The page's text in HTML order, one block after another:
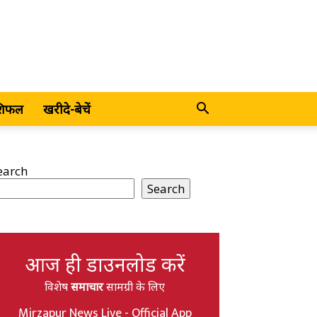
खरीदे-बेचें
Search
आज ही डाउनलोड करें
विशेषसमाचारसामग्री के लिए